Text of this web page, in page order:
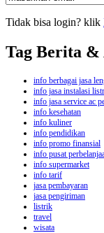
Tidak bisa login? klik
Tag Berita
info berbagai jasa
info jasa instalasi
info jasa service ac
info kesehatan
info kuliner
info pendidikan
info promo finansial
info pusat
info supermarket
info tarif
jasa pembayaran
jasa pengiriman
listrik
travel
wisata